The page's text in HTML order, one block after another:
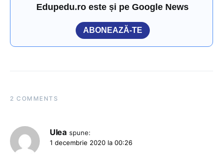
Edupedu.ro este și pe Google News
ABONEAZĂ-TE
2 COMMENTS
Ulea spune:
1 decembrie 2020 la 00:26